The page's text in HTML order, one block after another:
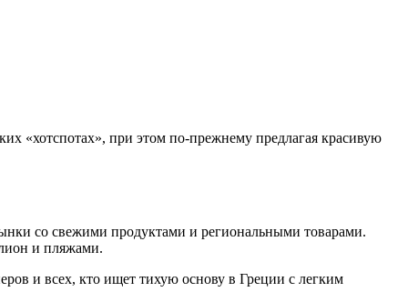
«хотспотах», при этом по-прежнему предлагая красивую
со свежими продуктами и региональными товарами.
и пляжами.
и всех, кто ищет тихую основу в Греции с легким